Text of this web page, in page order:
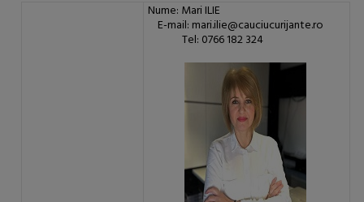
Nume: Mari ILIE
E-mail: mari.ilie@cauciucurijante.ro
Tel: 0766 182 324